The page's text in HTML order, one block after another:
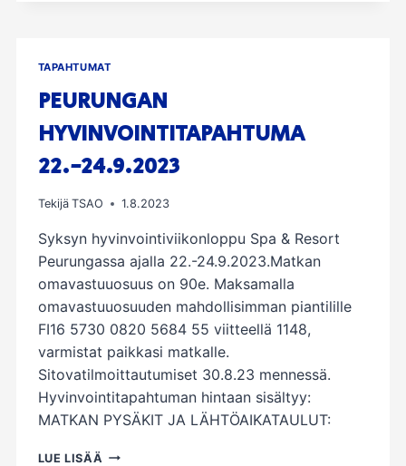
MUODOISSA.
LIITY
JÄSENEKSI
JA
NAUTTIMAAN
JA
TAPAHTUMAT
PEURUNGAN
HYVINVOINTITAPAHTUMA
22.-24.9.2023
Tekijä TSAO 1.8.2023
Syksyn hyvinvointiviikonloppu Spa & Resort
Peurungassa ajalla 22.-24.9.2023.Matkan
omavastuuosuus on 90e. Maksamalla
omavastuuosuuden mahdollisimman piantilille
FI16 5730 0820 5684 55 viitteellä 1148,
varmistat paikkasi matkalle.
Sitovatilmoittautumiset 30.8.23 mennessä.
Hyvinvointitapahtuman hintaan sisältyy:
MATKAN PYSÄKIT JA LÄHTÖAIKATAULUT:
LUE LISÄÄ PEURUNGAN